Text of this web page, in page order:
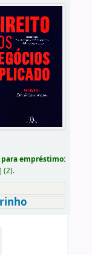
empréstimo:
(2).